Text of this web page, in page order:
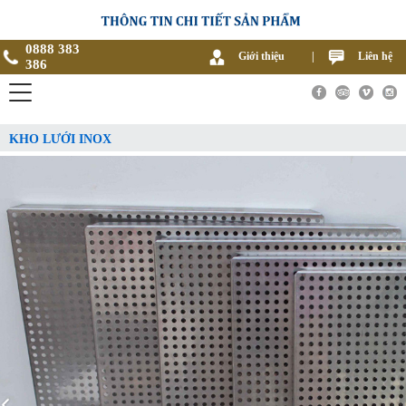
0888 383
386
Giới thiệu Liên hệ
KHO LƯỚI INOX